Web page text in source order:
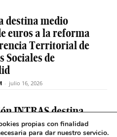
destina medio
euros a la reforma
Territorial de
Sociales de
- julio 16, 2026
INTRAS destina
a proyectos
propias con finalidad
para dar nuestro servicio.